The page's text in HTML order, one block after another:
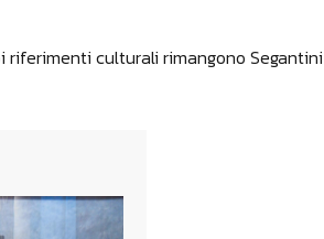
culturali rimangono